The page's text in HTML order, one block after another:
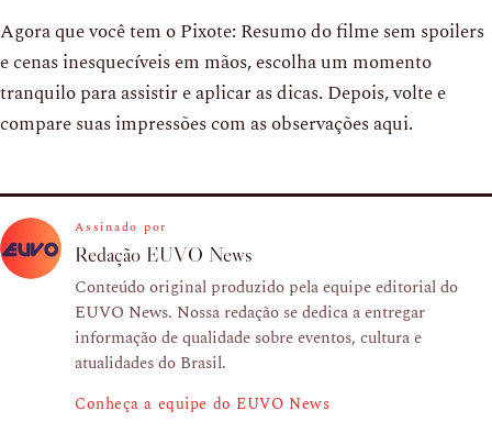
Agora que você tem o Pixote: Resumo do filme sem spoilers
e cenas inesquecíveis em mãos, escolha um momento
tranquilo para assistir e aplicar as dicas. Depois, volte e
compare suas impressões com as observações aqui.
Assinado por
Redação EUVO News
Conteúdo original produzido pela equipe editorial do
EUVO News. Nossa redação se dedica a entregar
informação de qualidade sobre eventos, cultura e
atualidades do Brasil.
Conheça a equipe do EUVO News